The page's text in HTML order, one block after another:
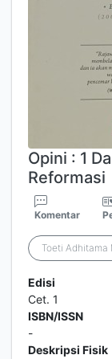
Opini : 1
Reformasi
Komentar
Toeti Adhitama
Edisi
Cet. 1
ISBN/ISSN
-
Deskripsi Fisik